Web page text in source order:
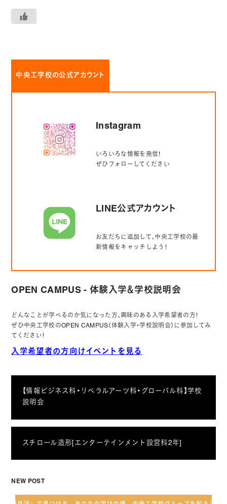
中央工学校の公式アカウント
Instagram
いろいろな情報を発信！
ぜひフォローしてください
LINE公式アカウント
お友だちに追加して、中央工学校の最
新情報をキャッチしよう！
OPEN CAMPUS - 体験入学＆学校説明会
どんなことが学べるのか気になった方、興味のある入学希望者の方！
ぜひ中央工学校のOPEN CAMPUS（体験入学・学校説明会）に参加してみ
てください！
入学希望者の方向けイベントを見る
【情報ビジネス科・リベラルアーツ科・グローバル科】学校
説明会
スチロール造形[エンターテインメント設営科2年]
NEW POST